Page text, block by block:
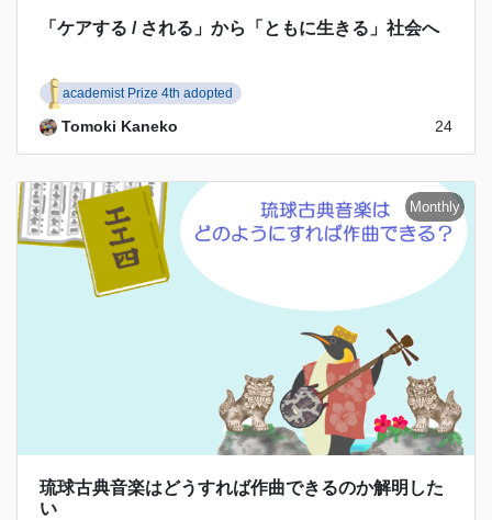
「ケアする / される」から「ともに生きる」社会へ
academist Prize 4th adopted
Tomoki Kaneko 24
琉球古典音楽はどうすれば作曲できるのか解明した
い